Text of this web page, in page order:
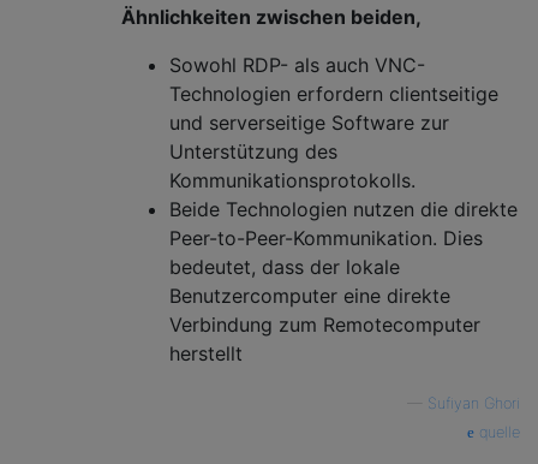
Ähnlichkeiten zwischen beiden,
Sowohl RDP- als auch VNC-
Technologien erfordern clientseitige
und serverseitige Software zur
Unterstützung des
Kommunikationsprotokolls.
Beide Technologien nutzen die direkte
Peer-to-Peer-Kommunikation. Dies
bedeutet, dass der lokale
Benutzercomputer eine direkte
Verbindung zum Remotecomputer
herstellt
Sufiyan Ghori
quelle